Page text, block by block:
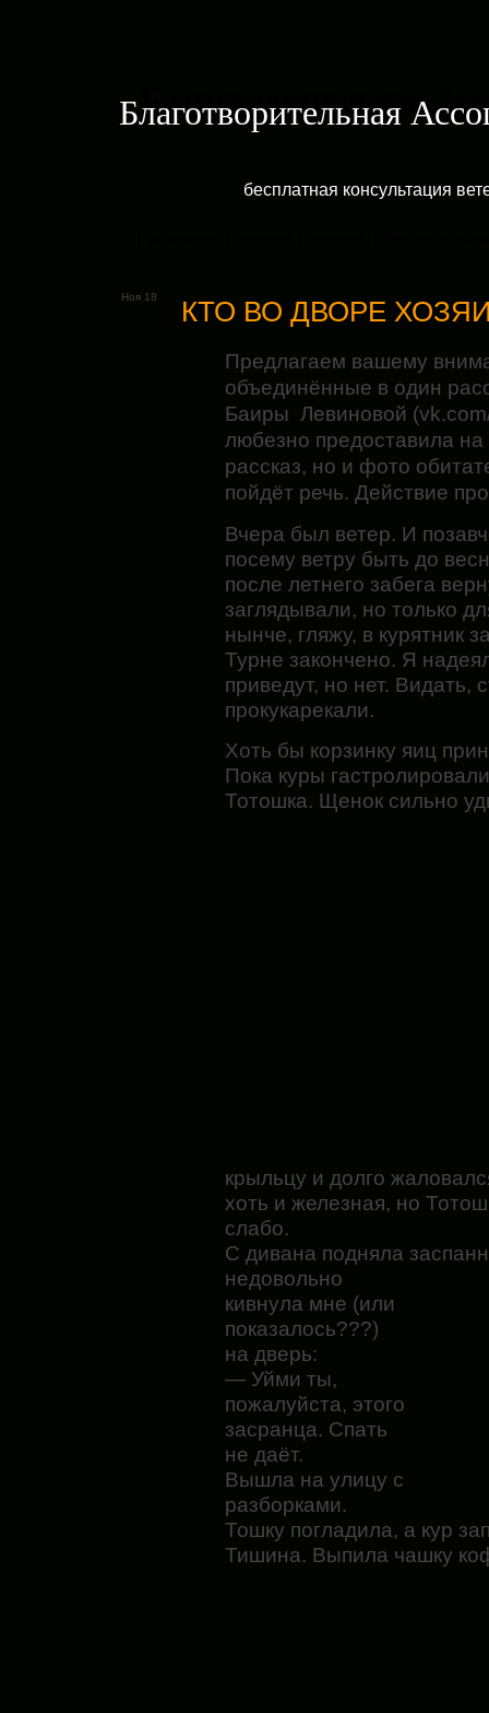
Благотворительная
бесплатная консультация
Ноя 18 КТО ВО ДВОРЕ
Предлагаем вашему
объединённые в один
Баиры Левиновой
любезно предоставила
рассказ, но и фото
пойдёт речь. Действие
Вчера был ветер. И
посему ветру быть до
после летнего забега
заглядывали, но только
нынче, гляжу, в курятник
Турне закончено. Я
приведут, но нет. Видать,
прокукарекали.
Хоть бы корзинку яиц
Пока куры
Тотошка. Щенок сильно
крыльцу и долго
хоть и железная, но
слабо.
С дивана подняла
недовольно
кивнула мне (или
показалось???)
на дверь:
— Уйми ты,
пожалуйста, этого
засранца. Спать
не даёт.
Вышла на улицу с
разборками.
Тошку погладила, а кур
Тишина. Выпила чашку